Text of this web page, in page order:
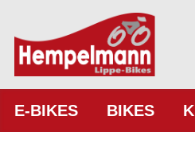
E-BIKES BIKES